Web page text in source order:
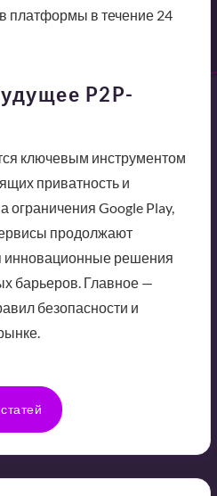
платформы в течение 24
P2P-
ключевым инструментом
приватность и
Google Play,
продолжают
инновационные решения
барьеров. Главное —
безопасности и